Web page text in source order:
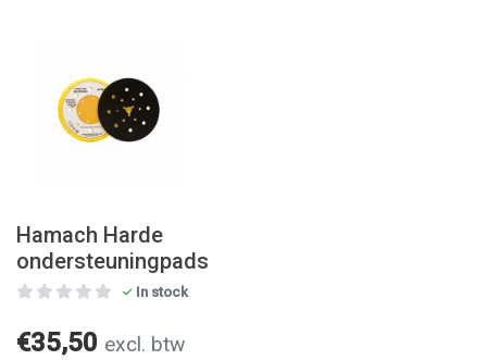
Hamach Harde
ondersteuningpads
In stock
€35,50 excl. btw